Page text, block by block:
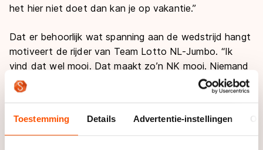
Toestemming Details Advertentie-instellingen
het hier niet doet dan kan je op vakantie.”
Dat er behoorlijk wat spanning aan de wedstrijd hangt
motiveert de rijder van Team Lotto NL-Jumbo. “Ik
vind dat wel mooi. Dat maakt zo’n NK mooi. Niemand
kan zich verstoppen. Uiteindelijk zijn de NK’s
spannender dan World Cups.”
In de zomer sprak Groothuis al uit dat het hoogtepunt
van zijn seizoen het WK Sprint in Astana zou moeten